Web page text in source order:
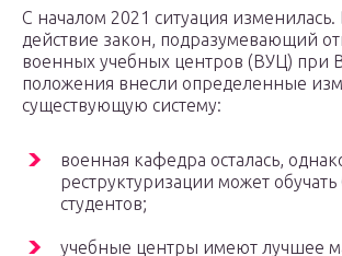
С началом 2021 ситуация изменилась.
действие закон, подразумевающий
военных учебных центров (ВУЦ) при
положения внесли определенные
существующую систему:
военная кафедра осталась,
реструктуризации может
студентов;
учебные центры имеют лучшее